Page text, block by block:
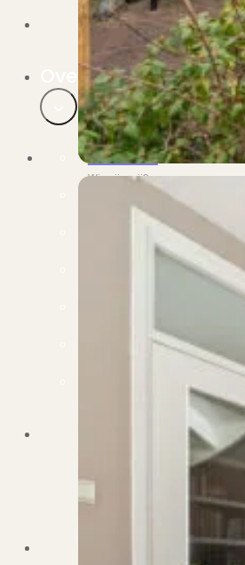
Over PUUR*
Over PUUR*
Wie zijn wij?
Leer ons beter kennen..
Werken bij PUUR*
Kom jij ons team versterken?
Onze vestigingen
De kracht van 6 vestigingen!
Maak gebruik van ons netwerk
PUUR* is aangesloten bij...